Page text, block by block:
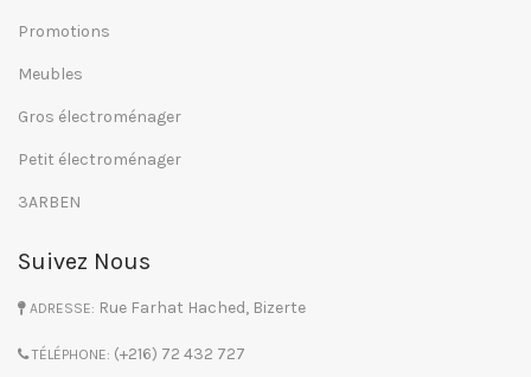
Promotions
Meubles
Gros électroménager
Petit électroménager
3ARBEN
Suivez Nous
ADRESSE: Rue Farhat Hached, Bizerte
TÉLÉPHONE: (+216) 72 432 727